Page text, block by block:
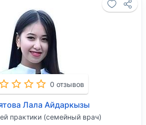
0 отзывов
Лала Айдаркызы
практики (семейный врач)